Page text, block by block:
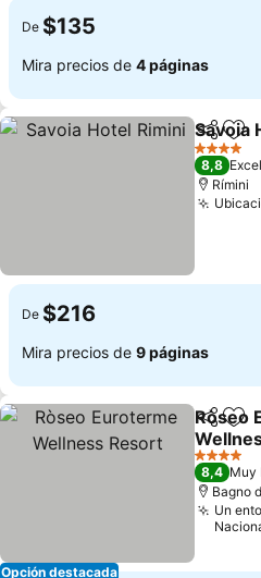
De $135
Mira precios de 4 páginas
Savoia
4 Estrellas
8,8
Rímini
De $216
Mira precios de 9 páginas
Opción destacada
Ròseo
4 Estrellas
8,4 Muy
Bagno
Un